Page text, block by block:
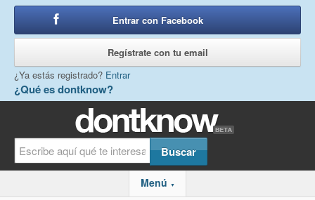
¿Qué es dontknow?
Entrar con Facebook
Regístrate con tu email
¿Ya estás registrado? Entrar
Menú ▼